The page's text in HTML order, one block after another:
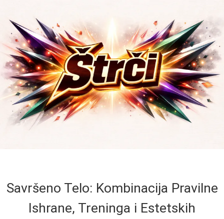
Savršeno Telo: Kombinacija Pravilne
Ishrane, Treninga i Estetskih